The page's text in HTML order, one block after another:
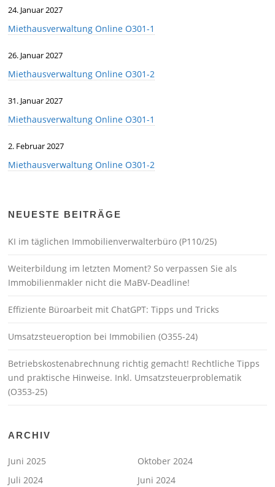
24. Januar 2027
Miethausverwaltung Online O301-1
26. Januar 2027
Miethausverwaltung Online O301-2
31. Januar 2027
Miethausverwaltung Online O301-1
2. Februar 2027
Miethausverwaltung Online O301-2
NEUESTE BEITRÄGE
KI im täglichen Immobilienverwalterbüro (P110/25)
Weiterbildung im letzten Moment? So verpassen Sie als
Immobilienmakler nicht die MaBV-Deadline!
Effiziente Büroarbeit mit ChatGPT: Tipps und Tricks
Umsatzsteueroption bei Immobilien (O355-24)
Betriebskostenabrechnung richtig gemacht! Rechtliche Tipps
und praktische Hinweise. Inkl. Umsatzsteuerproblematik
(O353-25)
ARCHIV
Juni 2025
Oktober 2024
Juli 2024
Juni 2024